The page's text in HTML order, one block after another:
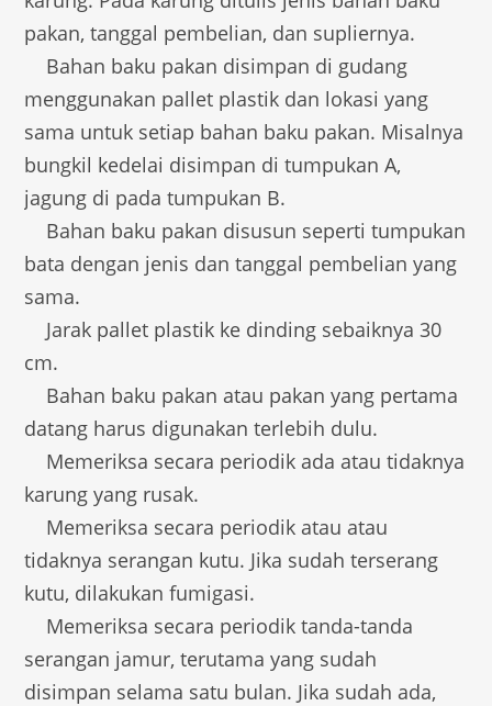
pakan, tanggal pembelian, dan supliernya.
Bahan baku pakan disimpan di gudang
menggunakan pallet plastik dan lokasi yang
sama untuk setiap bahan baku pakan. Misalnya
bungkil kedelai disimpan di tumpukan A,
jagung di pada tumpukan B.
Bahan baku pakan disusun seperti tumpukan
bata dengan jenis dan tanggal pembelian yang
sama.
Jarak pallet plastik ke dinding sebaiknya 30
cm.
Bahan baku pakan atau pakan yang pertama
datang harus digunakan terlebih dulu.
Memeriksa secara periodik ada atau tidaknya
karung yang rusak.
Memeriksa secara periodik atau atau
tidaknya serangan kutu. Jika sudah terserang
kutu, dilakukan fumigasi.
Memeriksa secara periodik tanda-tanda
serangan jamur, terutama yang sudah
disimpan selama satu bulan. Jika sudah ada,